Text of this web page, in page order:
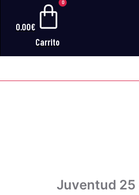
0.00€
0
Carrito
Juventud 25